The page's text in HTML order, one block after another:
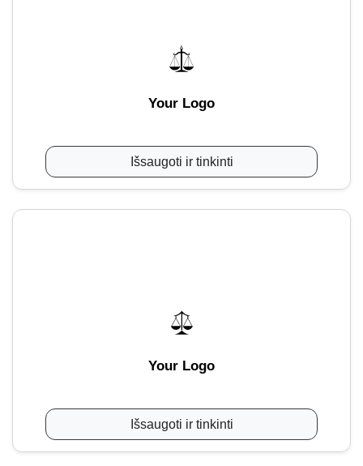
Your Logo
Išsaugoti ir tinkinti
Your Logo
Išsaugoti ir tinkinti